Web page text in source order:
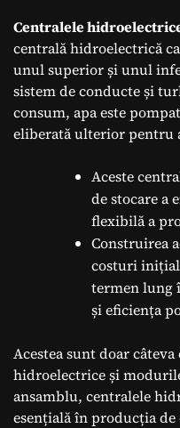
Centralele
centrală hidroelectrică
unul superior și unul
sistem de conducte și
consum, apa este
eliberată ulterior pentru
Aceste
de stocare a
flexibilă a
Construirea
costuri
termen lung
și eficiența
Acestea sunt doar
hidroelectrice și
ansamblu, centralele
esențială în producția